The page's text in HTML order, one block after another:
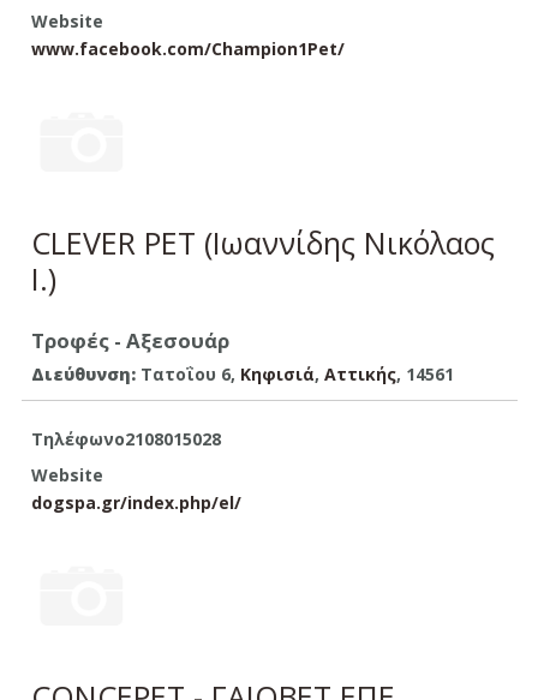
Website
www.facebook.com/Champion1Pet/
CLEVER PET (Ιωαννίδης Νικόλαος
Ι.)
Τροφές - Αξεσουάρ
Διεύθυνση:Τατοΐου 6, Κηφισιά, Aττικής, 14561
Τηλέφωνο2108015028
Website
dogspa.gr/index.php/el/